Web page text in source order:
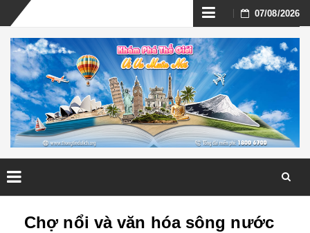
Skip
to
content
07/08/2026
Chợ nổi và văn hóa sông nước